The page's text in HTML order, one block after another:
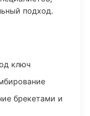
подход.
ключ
брекетами и